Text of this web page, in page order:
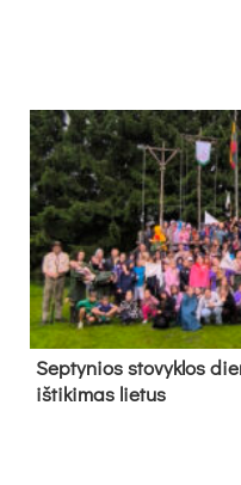
Sep­ty­nios sto­vyk­los
iš­ti­ki­mas lie­tus